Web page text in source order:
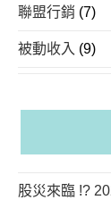
聯盟行銷 (7)
被動收入 (9)
股災來臨 !?